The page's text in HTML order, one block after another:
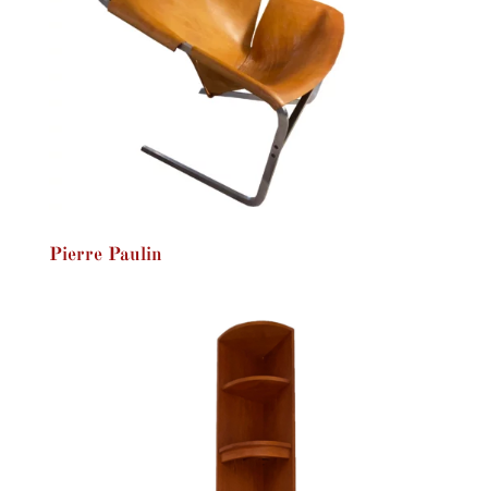
Pierre Paulin